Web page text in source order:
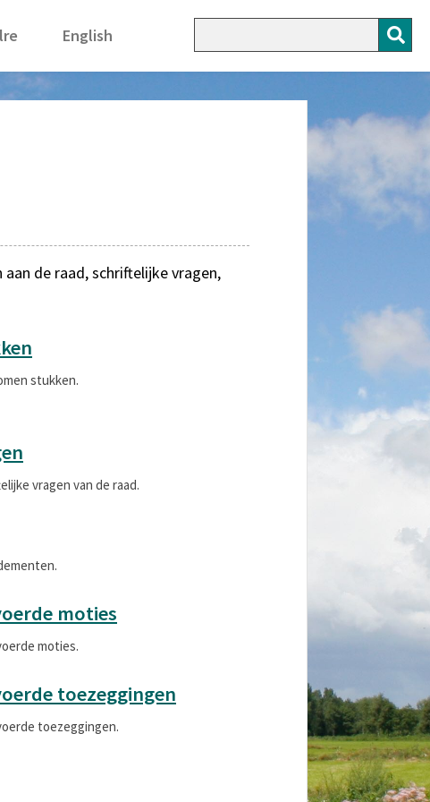
English
de raad, schriftelijke vragen,
stukken.
vragen van de raad.
moties
moties.
toezeggingen
toezeggingen.